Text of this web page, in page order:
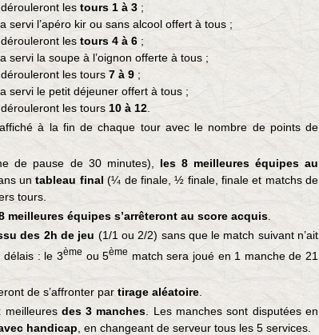
les tours 1 à 3 ;
servi l’apéro kir ou sans alcool offert à tous ;
les tours 4 à 6 ;
servi la soupe à l’oignon offerte à tous ;
les tours 7 à 9 ;
servi le petit déjeuner offert à tous ;
les tours 10 à 12
à la fin de chaque tour avec le nombre de points de
de pause de 30 minutes), les 8 meilleures équipes au
untableau final (¼ de finale, ½ finale, finale et matchs de
tours.
meilleures équipes s’arrêteront au score acquis
des 2h de jeu (1/1 ou 2/2) sans que le match suivant n’ait
délais : le 3èmeou 5ème match sera joué en 1 manche de 21
de s’affronter par tirage aléatoire
meilleures des 3 manches . Les manches sont disputées en
handicap , en changeant de serveur tous les 5 services.